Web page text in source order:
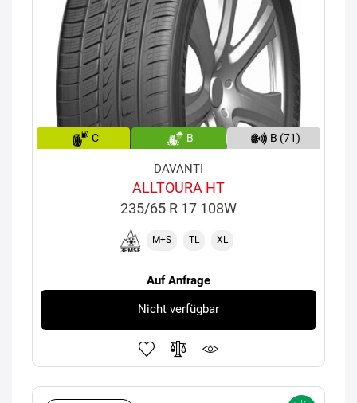
C B B (71)
DAVANTI
ALLTOURA HT
235/65 R 17 108W
M+S TL XL
Auf Anfrage
Nicht verfügbar